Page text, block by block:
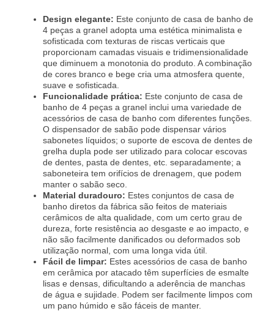
Design elegante: Este conjunto de casa de banho de
4 peças a granel adopta uma estética minimalista e
sofisticada com texturas de riscas verticais que
proporcionam camadas visuais e tridimensionalidade
que diminuem a monotonia do produto. A combinação
de cores branco e bege cria uma atmosfera quente,
suave e sofisticada.
Funcionalidade prática: Este conjunto de casa de
banho de 4 peças a granel inclui uma variedade de
acessórios de casa de banho com diferentes funções.
O dispensador de sabão pode dispensar vários
sabonetes líquidos; o suporte de escova de dentes de
grelha dupla pode ser utilizado para colocar escovas
de dentes, pasta de dentes, etc. separadamente; a
saboneteira tem orifícios de drenagem, que podem
manter o sabão seco.
Material duradouro: Estes conjuntos de casa de
banho diretos da fábrica são feitos de materiais
cerâmicos de alta qualidade, com um certo grau de
dureza, forte resistência ao desgaste e ao impacto, e
não são facilmente danificados ou deformados sob
utilização normal, com uma longa vida útil.
Fácil de limpar: Estes acessórios de casa de banho
em cerâmica por atacado têm superfícies de esmalte
lisas e densas, dificultando a aderência de manchas
de água e sujidade. Podem ser facilmente limpos com
um pano húmido e são fáceis de manter.